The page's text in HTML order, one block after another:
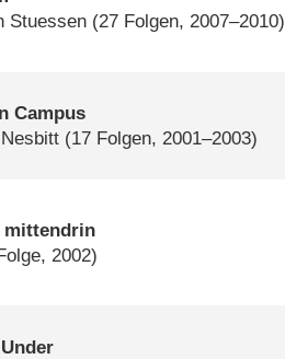
Stuessen (27 Folgen, 2007–2010)
Campus
(17 Folgen, 2001–2003)
mittendrin
2002)